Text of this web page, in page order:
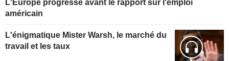
L'Europe progresse avant le rapport sur l'emploi
américain
L'énigmatique Mister Warsh, le marché du
travail et les taux